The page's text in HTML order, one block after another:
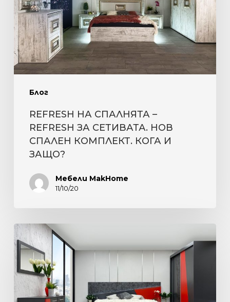
Блог
REFRESH
ЗА
СЕТИВАТА.
НОВ
СПАЛЕН
ЗАЩО?
REFRESH НА СПАЛНЯТА –
REFRESH ЗА СЕТИВАТА. НОВ
СПАЛЕН КОМПЛЕКТ. КОГА И
ЗАЩО?
Мебели MakHome
11/10/20
ЧЕРВЕНО
И
АНТРАЦИТ.
ХАРМОНИЯ